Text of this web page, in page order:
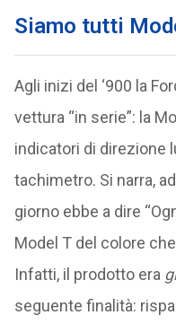
Siamo tutti
Agli inizi del ‘900 la
vettura “in serie”: la
indicatori di direzione
tachimetro. Si narra,
giorno ebbe a dire
Model T del colore
Infatti, il prodotto era
seguente finalità: